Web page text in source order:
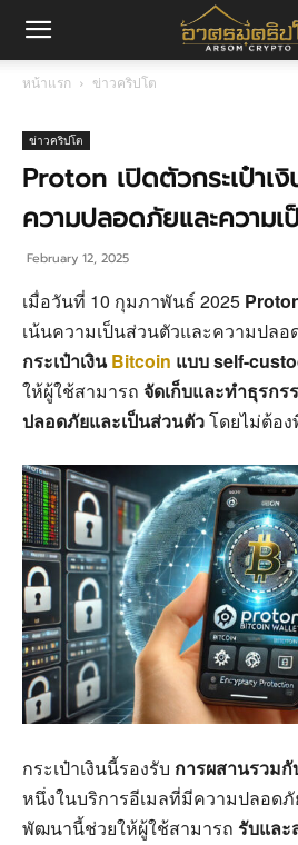
มค
ปโต
หน้าแรก ข่าวคริปโต
ข่าวคริปโต
Proton เปิดตัวกระเป๋าเ
ความปลอดภัยและความ
February 12, 2025
เมื่อวันที่ 10 กุมภาพันธ์ 2025
เน้นความเป็นส่วนตัวและความปลอ
กระเป๋าเงินBitcoin แบบ self-
ให้ผู้ใช้สามารถ จัดเก็บและทำธุรกร
ปลอดภัยและเป็นส่วนตัวโดยไม่ต้อ
กระเป๋าเงินนี้รองรับ การผสานรวม
หนึ่งในบริการอีเมลที่มีความปลอดภั
พัฒนานี้ช่วยให้ผู้ใช้สามารถ รับและ